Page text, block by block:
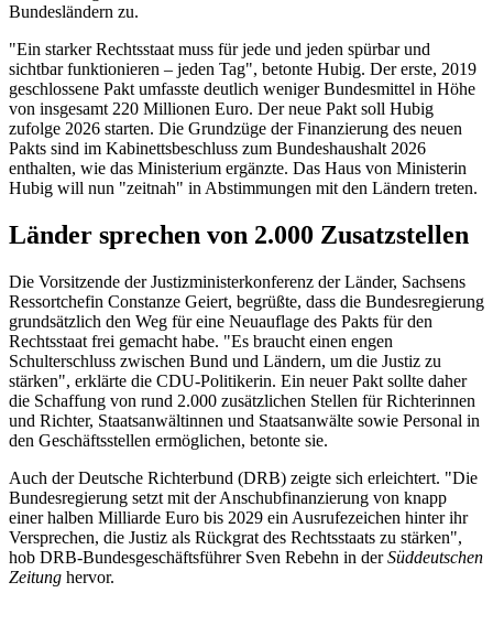
Bundesländern zu.
"Ein starker Rechtsstaat muss für jede und jeden spürbar und
sichtbar funktionieren – jeden Tag", betonte Hubig. Der erste, 2019
geschlossene Pakt umfasste deutlich weniger Bundesmittel in Höhe
von insgesamt 220 Millionen Euro. Der neue Pakt soll Hubig
zufolge 2026 starten. Die Grundzüge der Finanzierung des neuen
Pakts sind im Kabinettsbeschluss zum Bundeshaushalt 2026
enthalten, wie das Ministerium ergänzte. Das Haus von Ministerin
Hubig will nun "zeitnah" in Abstimmungen mit den Ländern treten.
Länder sprechen von 2.000 Zusatzstellen
Die Vorsitzende der Justizministerkonferenz der Länder, Sachsens
Ressortchefin Constanze Geiert, begrüßte, dass die Bundesregierung
grundsätzlich den Weg für eine Neuauflage des Pakts für den
Rechtsstaat frei gemacht habe. "Es braucht einen engen
Schulterschluss zwischen Bund und Ländern, um die Justiz zu
stärken", erklärte die CDU-Politikerin. Ein neuer Pakt sollte daher
die Schaffung von rund 2.000 zusätzlichen Stellen für Richterinnen
und Richter, Staatsanwältinnen und Staatsanwälte sowie Personal in
den Geschäftsstellen ermöglichen, betonte sie.
Auch der Deutsche Richterbund (DRB) zeigte sich erleichtert. "Die
Bundesregierung setzt mit der Anschubfinanzierung von knapp
einer halben Milliarde Euro bis 2029 ein Ausrufezeichen hinter ihr
Versprechen, die Justiz als Rückgrat des Rechtsstaats zu stärken",
hob DRB-Bundesgeschäftsführer Sven Rebehn in derSüddeutschen
Zeitung hervor.